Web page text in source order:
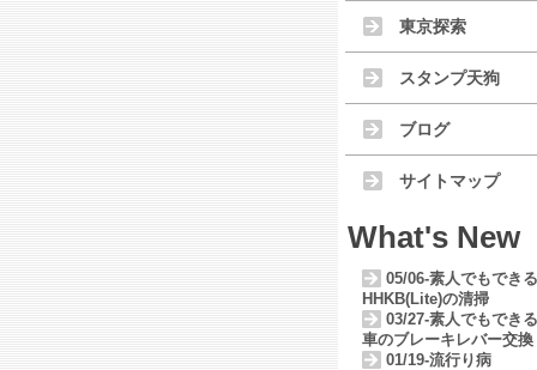
東京探索
スタンプ天狗
ブログ
サイトマップ
What's New
05/06-素人でもできる
HHKB(Lite)の清掃
03/27-素人でもでき
車のブレーキレバー交換
01/19-流行り病